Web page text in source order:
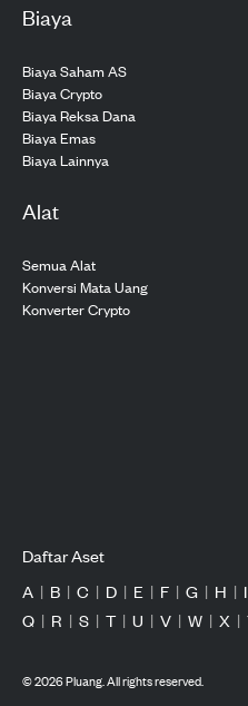
Biaya
Biaya Saham AS
Biaya Crypto
Biaya Reksa Dana
Biaya Emas
Biaya Lainnya
Alat
Semua Alat
Konversi Mata Uang
Konverter Crypto
Daftar Aset
A | B | C | D | E | F | G | H | I
Q | R | S | T | U | V | W | X |
©2026Pluang. All rights reserved.